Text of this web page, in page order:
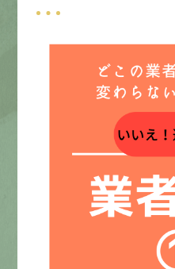
募集要項
先輩インタビュー
者が、無料建